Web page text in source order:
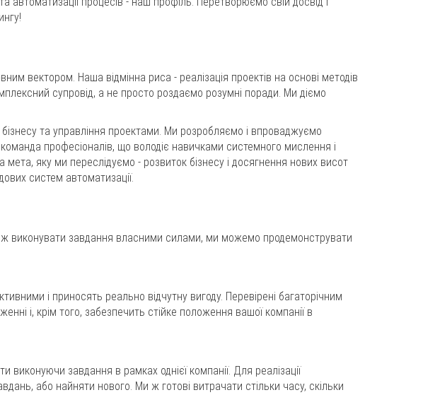
вектором. Наша відмінна риса - реалізація проектів на основі методів
супровід, а не просто роздаємо розумні поради. Ми діємо
та управління проектами. Ми розробляємо і впроваджуємо
професіоналів, що володіє навичками системного мислення і
мета, яку ми переслідуємо - розвиток бізнесу і досягнення нових висот
систем автоматизації.
ж виконувати завдання власними силами, ми можемо продемонструвати
і приносять реально відчутну вигоду. Перевірені багаторічним
і, крім того, забезпечить стійке положення вашої компанії в
завдання в рамках однієї компанії. Для реалізації
або найняти нового. Ми ж готові витрачати стільки часу, скільки